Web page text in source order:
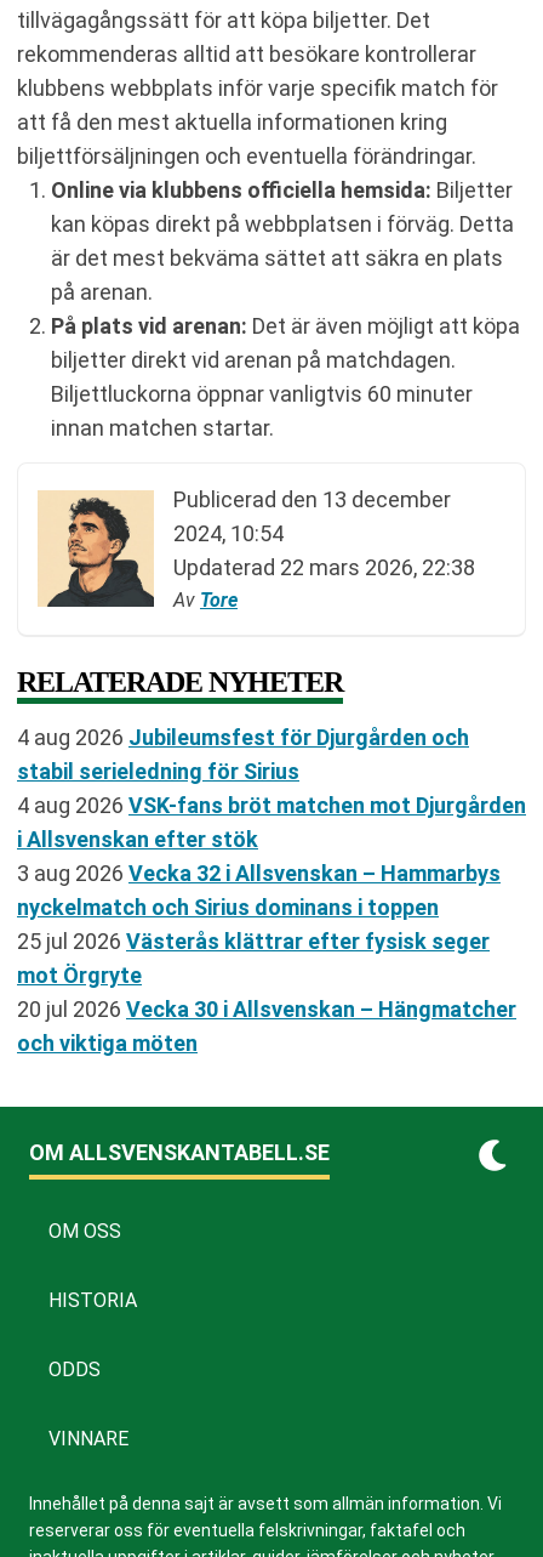
tillvägagångssätt för att köpa biljetter. Det
rekommenderas alltid att besökare kontrollerar
klubbens webbplats inför varje specifik match för
att få den mest aktuella informationen kring
biljettförsäljningen och eventuella förändringar.
Online via klubbens officiella hemsida: Biljetter
kan köpas direkt på webbplatsen i förväg. Detta
är det mest bekväma sättet att säkra en plats
på arenan.
På plats vid arenan: Det är även möjligt att köpa
biljetter direkt vid arenan på matchdagen.
Biljettluckorna öppnar vanligtvis 60 minuter
innan matchen startar.
Publicerad den 13 december
2024, 10:54
Updaterad 22 mars 2026, 22:38
Av Tore
RELATERADE NYHETER
4 aug 2026 Jubileumsfest för Djurgården och
stabil serieledning för Sirius
4 aug 2026 VSK-fans bröt matchen mot Djurgården
i Allsvenskan efter stök
3 aug 2026 Vecka 32 i Allsvenskan – Hammarbys
nyckelmatch och Sirius dominans i toppen
25 jul 2026 Västerås klättrar efter fysisk seger
mot Örgryte
20 jul 2026 Vecka 30 i Allsvenskan – Hängmatcher
och viktiga möten
OM ALLSVENSKANTABELL.SE
OM OSS
HISTORIA
ODDS
VINNARE
Innehållet på denna sajt är avsett som allmän information. Vi
reserverar oss för eventuella felskrivningar, faktafel och